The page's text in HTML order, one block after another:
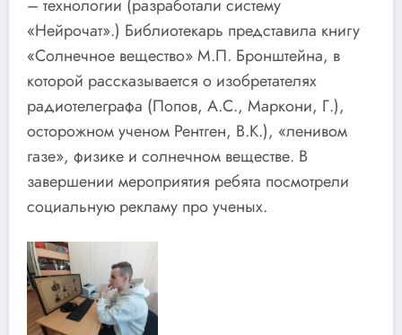
– технологии (разработали систему
«Нейрочат».) Библиотекарь представила книгу
«Солнечное вещество» М.П. Бронштейна, в
которой рассказывается о изобретателях
радиотелеграфа (Попов, А.С., Маркони, Г.),
осторожном ученом Рентген, В.К.), «ленивом
газе», физике и солнечном веществе. В
завершении мероприятия ребята посмотрели
социальную рекламу про ученых.